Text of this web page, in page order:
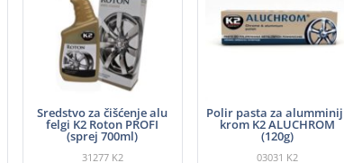
Sredstvo za čišćenje alu
felgi K2 Roton PROFI
(sprej 700ml)
31277 K2
Polir pasta za
krom K2 ALUCHROM
(120g)
03031 K2